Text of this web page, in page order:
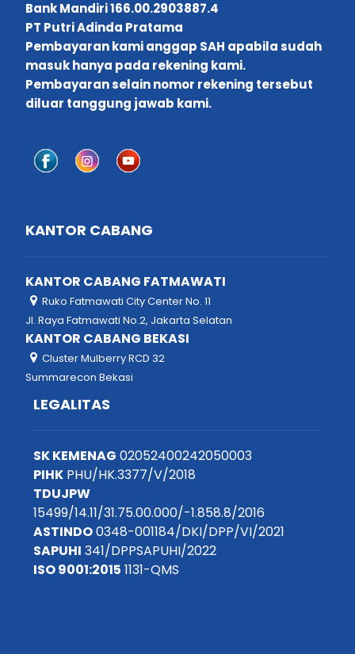
Bank Mandiri 166.00.2903887.4
PT Putri Adinda Pratama
Pembayaran kami anggap SAH apabila sudah
masuk hanya pada rekening kami.
Pembayaran selain nomor rekening tersebut
diluar tanggung jawab kami.
KANTOR CABANG
KANTOR CABANG FATMAWATI
Ruko Fatmawati City Center No. 11
Jl. Raya Fatmawati No.2, Jakarta Selatan
KANTOR CABANG BEKASI
Cluster Mulberry RCD 32
Summarecon Bekasi
LEGALITAS
SK KEMENAG 02052400242050003
PIHK PHU/HK.3377/V/2018
TDUJPW
15499/14.11/31.75.00.000/-1.858.8/2016
ASTINDO0348-001184/DKI/DPP/VI/2021
SAPUHI 341/DPPSAPUHI/2022
ISO 9001:2015 1131-QMS